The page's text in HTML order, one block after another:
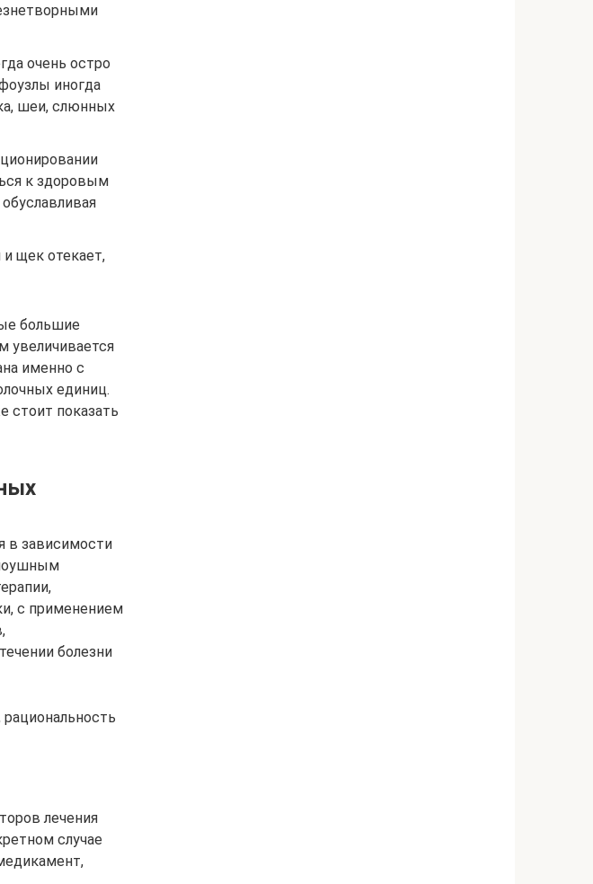
очень остро
иногда
шеи, слюнных
к здоровым
и щек отекает,
большие
увеличивается
именно с
единиц.
стоит показать
в зависимости
с применением
болезни
лечения
случае